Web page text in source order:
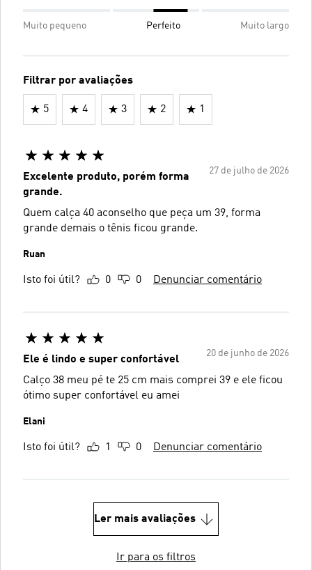
Muito pequeno Perfeito Muito largo
Filtrar por avaliações
5 4 3 2 1
27 de julho de 2026
Excelente produto, porém forma
grande.
Quem calça 40 aconselho que peça um 39, forma
grande demais o tênis ficou grande.
Ruan
Isto foi útil? 0 0 Denunciar comentário
20 de junho de 2026
Ele é lindo e super confortável
Calço 38 meu pé te 25 cm mais comprei 39 e ele ficou
ótimo super confortável eu amei
Elani
Isto foi útil? 1 0 Denunciar comentário
Ler mais avaliações
Ir para os filtros